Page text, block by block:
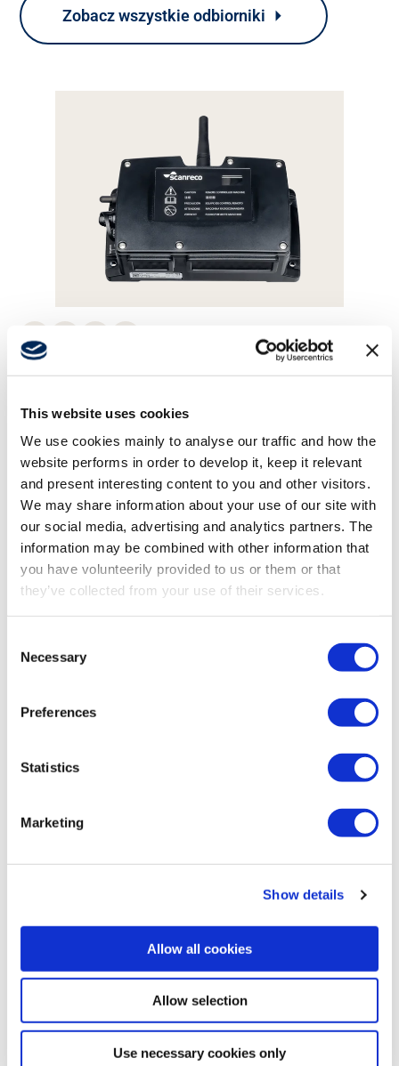
This website uses cookies
We use cookies mainly to analyse our traffic and how the
website performs in order to develop it, keep it relevant
and present interesting content to you and other visitors.
We may share information about your use of our site with
our social media, advertising and analytics partners. The
information may be combined with other information that
you have volunteerily provided to us or them or that
they’ve collected from your use of their services.
Selection
Necessary
Preferences
Statistics
Marketing
Show details
Allow all cookies
Allow selection
Use necessary cookies only
Zobacz wszystkie odbiorniki
MHz
ODBIORNIKI
G4 PWM
Sterowanie proporcjonalne dla nadajnika Handy
Czytaj więcej
Krok 2 – Ocena